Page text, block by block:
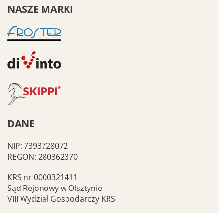
NASZE MARKI
DANE
NIP: 7393728072
REGON: 280362370
KRS nr 0000321411
Sąd Rejonowy w Olsztynie
VIII Wydział Gospodarczy KRS